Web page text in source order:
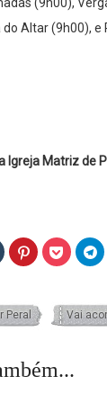
do Altar (9h00), e
Igreja Matriz de
Click
share
Click
to
share
(Opens
in
new
Click
to
share
(Opens
in
new
to
in
Peral Vai